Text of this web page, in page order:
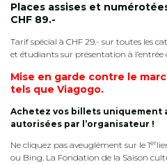
Places assises et
CHF 89.-
Tarif spécial à CHF 29.- sur toutes les
et étudiants sur présentation à
Mise en garde contre le
tels que Viagogo.
Achetez vos billets uniquement
autorisées par l’organisateur !
Ne cliquez pas aveuglément sur le 1er
ou Bing. La Fondation de la Saison